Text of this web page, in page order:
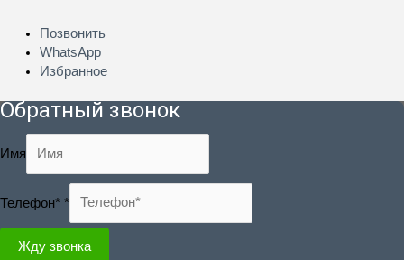
Позвонить
WhatsApp
Избранное
Обратный звонок
Имя
Телефон* *
Жду звонка